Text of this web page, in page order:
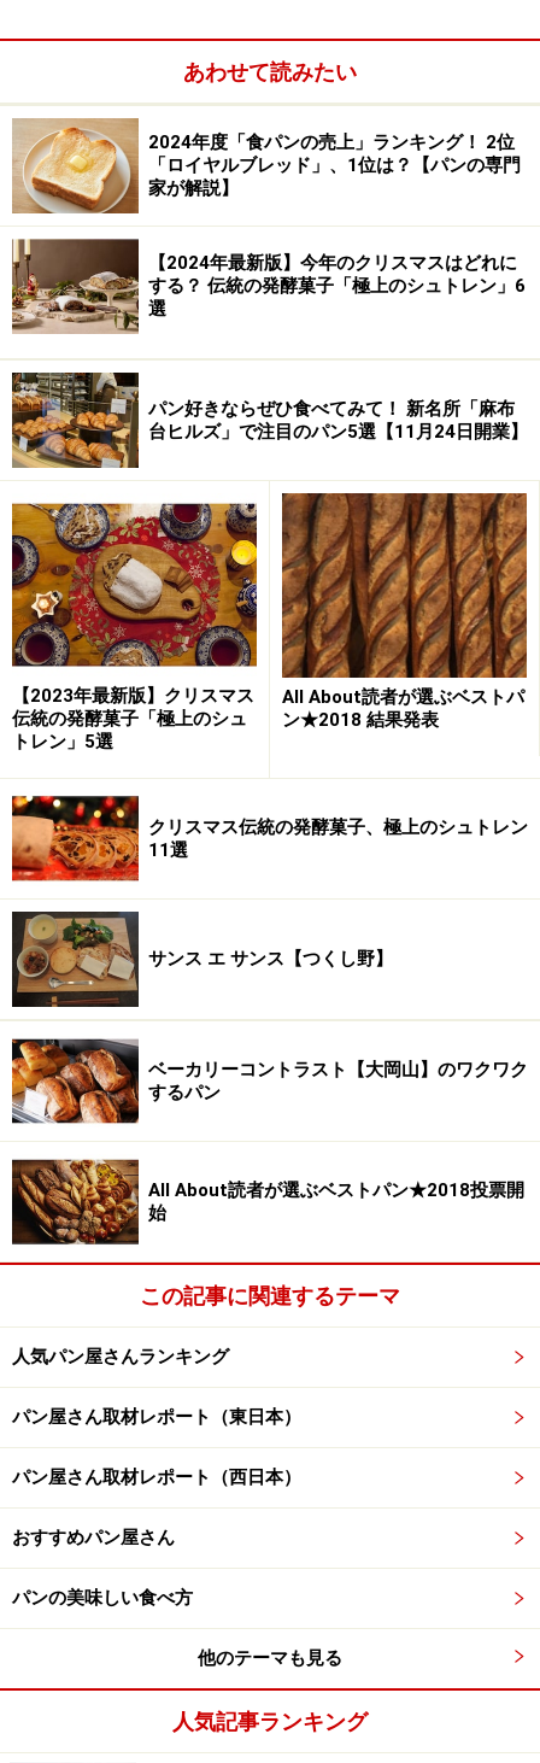
イズのクイニーアマンなどは日本ならではのパンだそう
クイニーアマン
ヴィエノワズリは大きめ
すぐ近くにはワイン1000種類ほどを揃える店やエシレバ
ターの専門店もあり、大阪ではそれほど多くないとされ
るハード系の本格食事パンの店ながら、連日10時のオー
プンからバゲットを目指して来るお客さんが行列を作っ
ています。
次のページではそんなバゲットと、おすすめのパンをご
紹介します。
※記事内容は執筆時点のものです。最新の内容をご確認くださ
い。
※メニューや料金などのデータは、取材時または記事公開時点で
あわせて読みたい
2024年度「食パンの売上」ランキング！ 2位
「ロイヤルブレッド」、1位は？【パンの専門
家が解説】
【2024年最新版】今年のクリスマスはどれに
する？ 伝統の発酵菓子「極上のシュトレン」6
選
パン好きならぜひ食べてみて！ 新名所「麻布
台ヒルズ」で注目のパン5選【11月24日開業】
【2023年最新版】クリスマス
伝統の発酵菓子「極上のシュ
トレン」5選
All About読者が選ぶベストパ
ン★2018 結果発表
クリスマス伝統の発酵菓子、極上のシュトレン
11選
サンス エ サンス【つくし野】
ベーカリーコントラスト【大岡山】のワクワク
するパン
All About読者が選ぶベストパン★2018投票開
始
この記事に関連するテーマ
人気パン屋さんランキング
パン屋さん取材レポート（東日本）
パン屋さん取材レポート（西日本）
おすすめパン屋さん
パンの美味しい食べ方
他のテーマも見る
人気記事ランキング